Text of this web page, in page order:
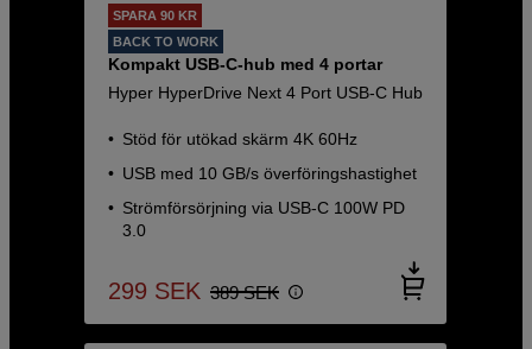
SPARA 90 KR
BACK TO WORK
Kompakt USB-C-hub med 4 portar
Hyper HyperDrive Next 4 Port USB-C Hub
Stöd för utökad skärm 4K 60Hz
USB med 10 GB/s överföringshastighet
Strömförsörjning via USB-C 100W PD
3.0
299 SEK 389 SEK